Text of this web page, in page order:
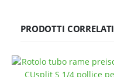
PRODOTTI CORRELATI